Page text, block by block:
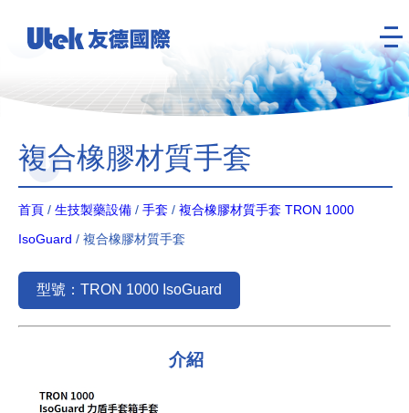
複合橡膠材質手套
首頁 / 生技製藥設備 / 手套 / 複合橡膠材質手套 TRON 1000
IsoGuard / 複合橡膠材質手套
型號：TRON 1000 IsoGuard
介紹